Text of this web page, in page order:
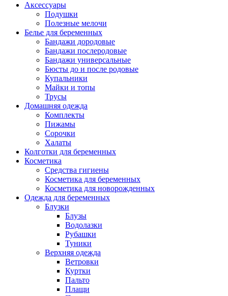
Аксессуары
Подушки
Полезные мелочи
Белье для беременных
Бандажи дородовые
Бандажи послеродовые
Бандажи универсальные
Бюсты до и после родовые
Купальники
Майки и топы
Трусы
Домашняя одежда
Комплекты
Пижамы
Сорочки
Халаты
Колготки для беременных
Косметика
Cредства гигиены
Косметика для беременных
Косметика для новорожденных
Одежда для беременных
Блузки
Блузы
Водолазки
Рубашки
Туники
Верхняя одежда
Ветровки
Куртки
Пальто
Плащи